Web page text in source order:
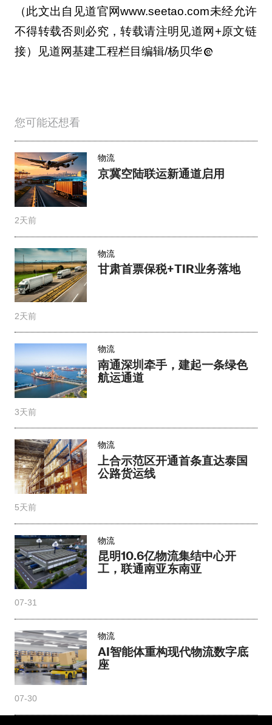
（此文出自见道官网www.seetao.com未经允许
不得转载否则必究，转载请注明见道网+原文链
接）见道网基建工程栏目编辑/杨贝华
您可能还想看
物流
京冀空陆联运新通道启用
2天前
物流
甘肃首票保税+TIR业务落地
2天前
物流
南通深圳牵手，建起一条绿色
航运通道
3天前
物流
上合示范区开通首条直达泰国
公路货运线
5天前
物流
昆明10.6亿物流集结中心开
工，联通南亚东南亚
07-31
物流
AI智能体重构现代物流数字底
座
07-30